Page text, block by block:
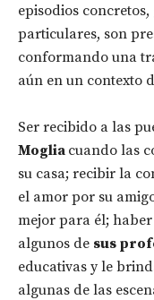
episodios
particulares, son
conformando una
aún en un contexto
Ser recibido a las
Moglia cuando las
su casa; recibir la
el amor por su
mejor para él;
algunos de sus
educativas y le
algunas de las